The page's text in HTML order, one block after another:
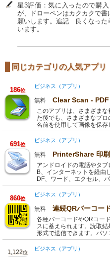
星3評価：気に入ったので購
が、ドローペンはカクカクで
願いします。追記 良くなった
います。
同じカテゴリの人気アプリ
186位
ビジネス（アプリ）
無料 Clear Scan -
このアプリは、さまざま
た後でも、さまざまなプ
名前を使用して画像を保存
691位
ビジネス（アプリ）
無料 PrinterShare 印刷
アンドロイドの電話やタ
B、インターネットを経由
DF、ワード、エクセル、
860位
ビジネス（アプリ）
無料 連続QRバーコー
各種バーコードやQRコー
スに蓄えられます。読取
形式で送信できます。パソ
1,122位
ビジネス（アプリ）